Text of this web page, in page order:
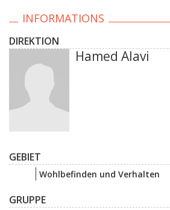
INFORMATIONS
DIREKTION
Hamed Alavi
GEBIET
Wohlbefinden und Verhalten
GRUPPE